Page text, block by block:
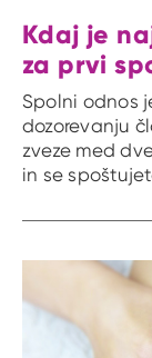
Kdaj je
za prvi
Spolni odnos
dozorevanju
zveze med
in se